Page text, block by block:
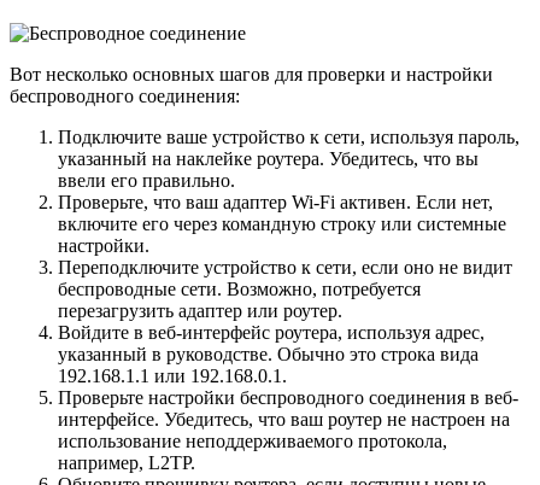
Вот несколько основных шагов для проверки и настройки
беспроводного соединения:
Подключите ваше устройство к сети, используя пароль,
указанный на наклейке роутера. Убедитесь, что вы
ввели его правильно.
Проверьте, что ваш адаптер Wi-Fi активен. Если нет,
включите его через командную строку или системные
настройки.
Переподключите устройство к сети, если оно не видит
беспроводные сети. Возможно, потребуется
перезагрузить адаптер или роутер.
Войдите в веб-интерфейс роутера, используя адрес,
указанный в руководстве. Обычно это строка вида
192.168.1.1 или 192.168.0.1.
Проверьте настройки беспроводного соединения в веб-
интерфейсе. Убедитесь, что ваш роутер не настроен на
использование неподдерживаемого протокола,
например, L2TP.